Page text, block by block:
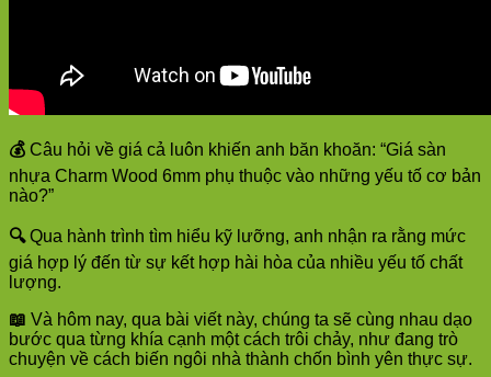
💰 Câu hỏi về giá cả luôn khiến anh băn khoăn: “Giá sàn
nhựa Charm Wood 6mm phụ thuộc vào những yếu tố cơ bản
nào?”
🔍Qua hành trình tìm hiểu kỹ lưỡng, anh nhận ra rằng mức
giá hợp lý đến từ sự kết hợp hài hòa của nhiều yếu tố chất
lượng.
📖 Và hôm nay, qua bài viết này, chúng ta sẽ cùng nhau dạo
bước qua từng khía cạnh một cách trôi chảy, như đang trò
chuyện về cách biến ngôi nhà thành chốn bình yên thực sự.